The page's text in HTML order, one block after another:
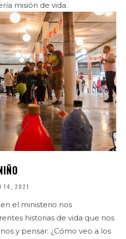
misión de vida.
14, 2021
el ministerio nos
historias de vida que nos
y pensar: ¿Cómo veo a los